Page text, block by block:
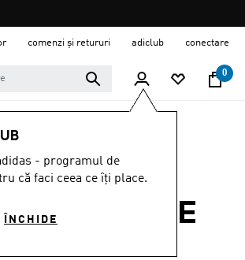
comenzi și retururi adiclub conectare
0
- programul de
că faci ceea ce îți place.
ÎNCHIDE
PURE